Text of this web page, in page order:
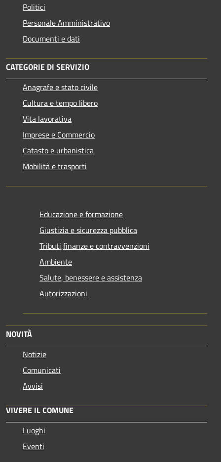
Politici
Personale Amministrativo
Documenti e dati
CATEGORIE DI SERVIZIO
Anagrafe e stato civile
Cultura e tempo libero
Vita lavorativa
Imprese e Commercio
Catasto e urbanistica
Mobilità e trasporti
Educazione e formazione
Giustizia e sicurezza pubblica
Tributi,finanze e contravvenzioni
Ambiente
Salute, benessere e assistenza
Autorizzazioni
NOVITÀ
Notizie
Comunicati
Avvisi
VIVERE IL COMUNE
Luoghi
Eventi